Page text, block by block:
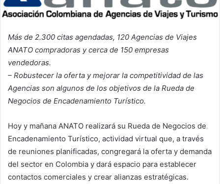
Más de 2.300 citas agendadas, 120 Agencias de Viajes
ANATO compradoras y cerca de 150 empresas
vendedoras.
– Robustecer la oferta y mejorar la competitividad de las
Agencias son algunos de los objetivos de la Rueda de
Negocios de Encadenamiento Turístico.
Hoy y mañana ANATO realizará su Rueda de Negocios de
Encadenamiento Turístico, actividad virtual que, a través
de reuniones planificadas, congregará la oferta y demanda
del sector en Colombia y dará espacio para establecer
contactos comerciales y crear alianzas estratégicas.